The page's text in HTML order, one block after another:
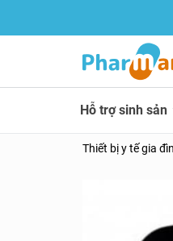
Hỗ trợ sinh sản
Thiết bị y tế gia